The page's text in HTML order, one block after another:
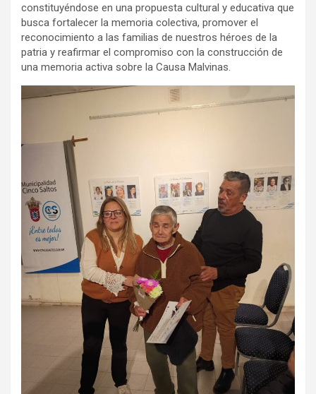
constituyéndose en una propuesta cultural y educativa que
busca fortalecer la memoria colectiva, promover el
reconocimiento a las familias de nuestros héroes de la
patria y reafirmar el compromiso con la construcción de
una memoria activa sobre la Causa Malvinas.